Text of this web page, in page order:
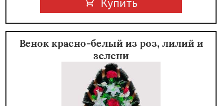
Венок красно-белый из роз, лилий и
зелени